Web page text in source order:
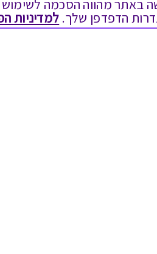
לתת
כל
הדפדפן שלך. למדיניות